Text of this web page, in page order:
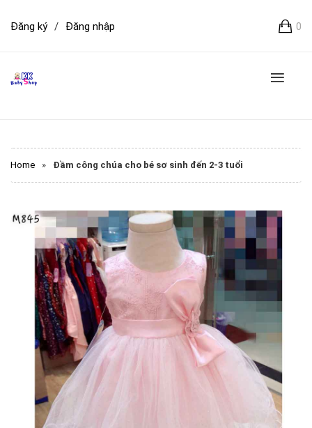
0
Đăng ký / Đăng nhập
Home » Đầm công chúa cho bé sơ sinh đến 2-3 tuổi